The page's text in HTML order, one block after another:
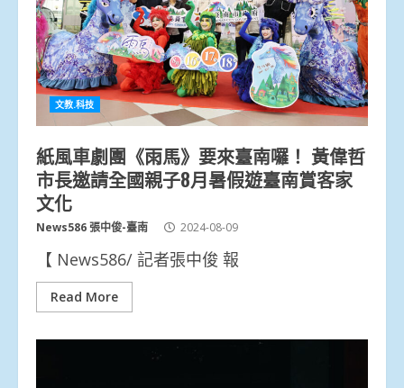
文教.科技
紙風車劇團《雨馬》要來臺南囉！ 黃偉哲
市長邀請全國親子8月暑假遊臺南賞客家
文化
News586 張中俊-臺南 2024-08-09
【 News586/ 記者張中俊 報
Read More